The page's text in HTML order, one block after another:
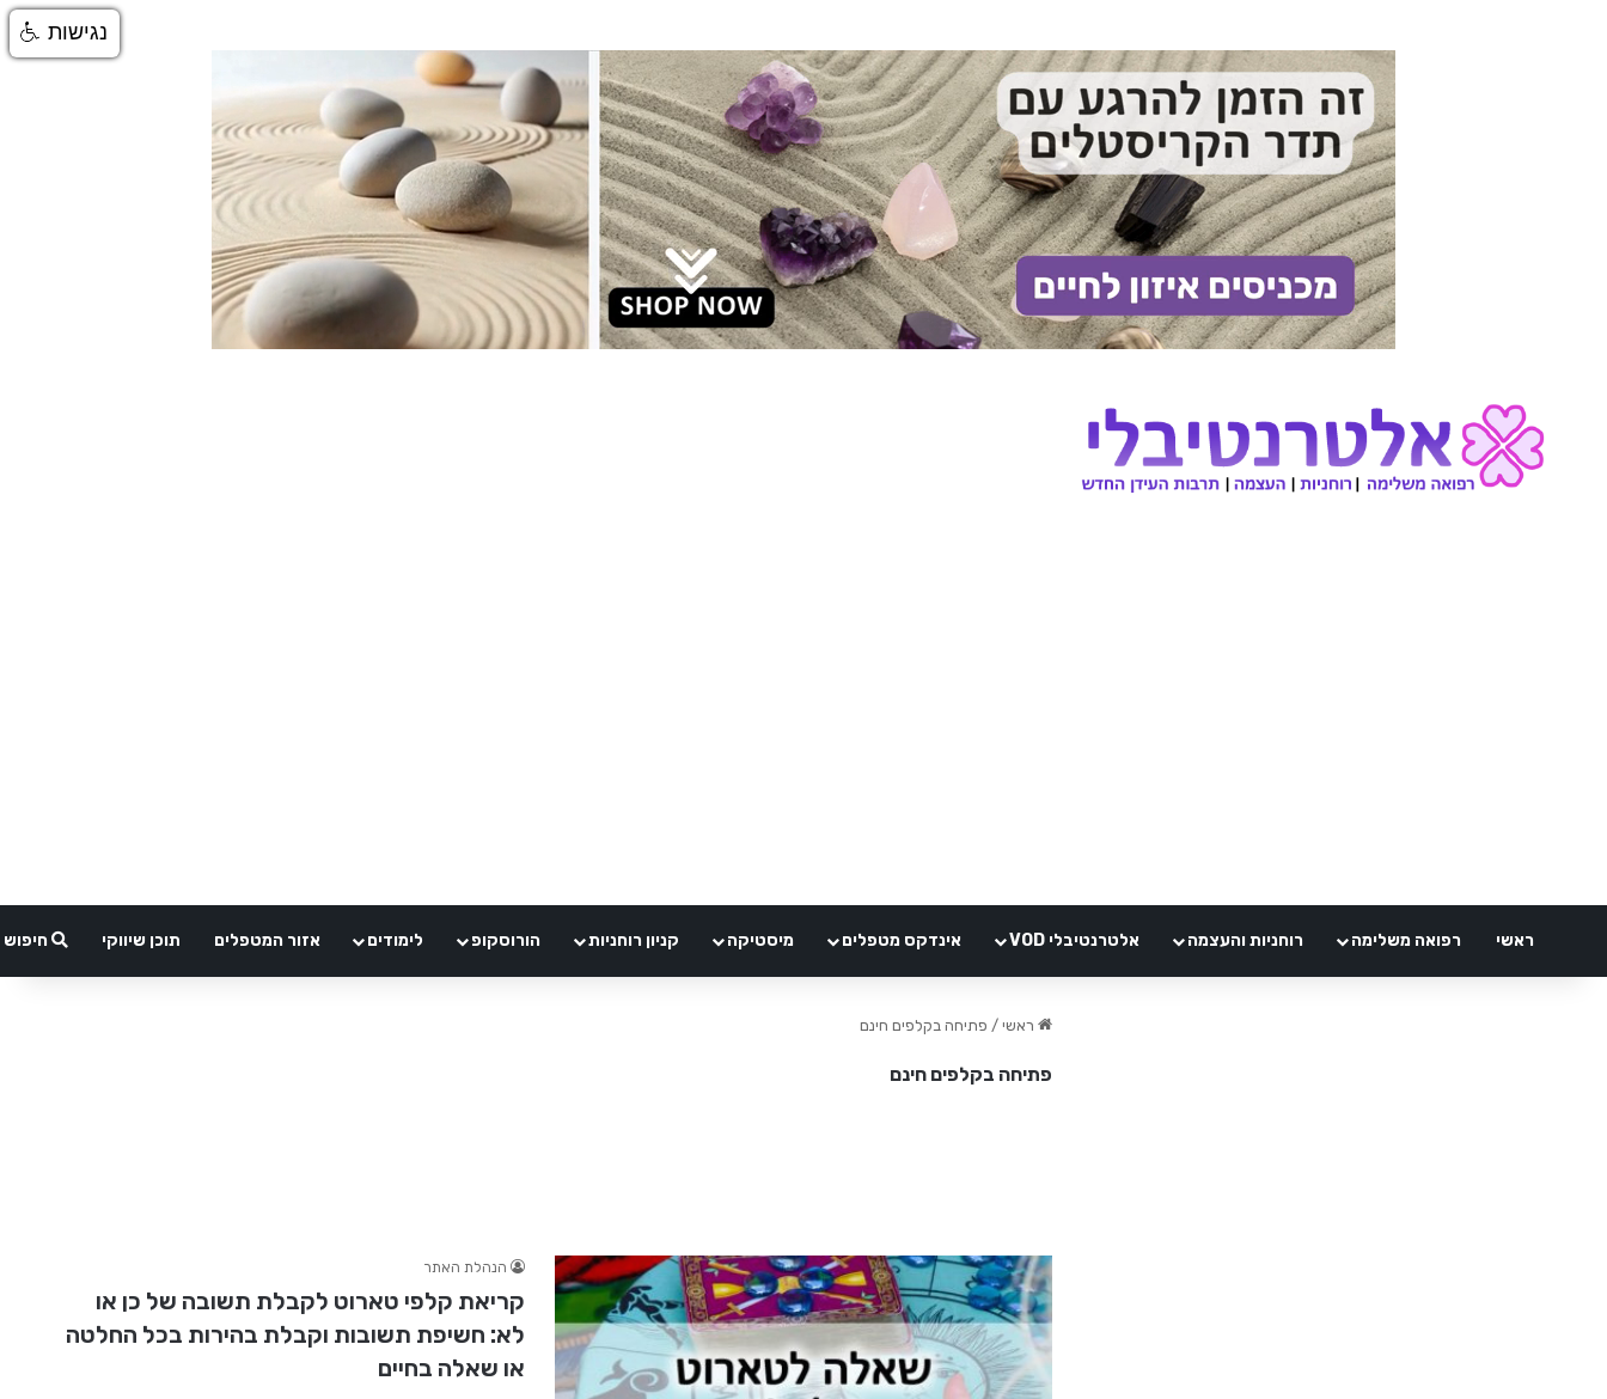
ראשי רפואה משלימה רוחניות והעצמה אלטרנטיבלי VOD אינדקס מטפלים מיסטיקה קניון רוחניות הורוסקופ לימודים אזור המטפלים תוכן שיווקי חיפוש
ראשי / פתיחה בקלפים חינם
פתיחה בקלפים חינם
הנהלת האתר
קריאת קלפי טארוט לקבלת תשובה של כן או
לא: חשיפת תשובות וקבלת בהירות בכל החלטה
או שאלה בחיים
נגישות